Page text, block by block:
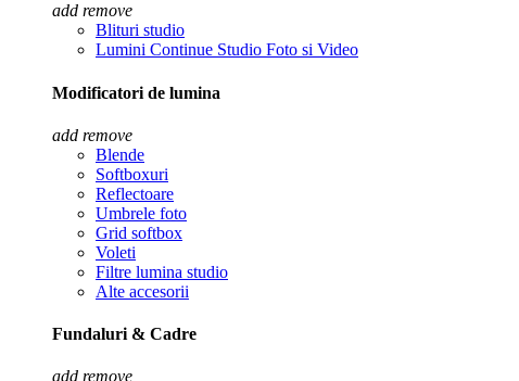
add remove
Blituri studio
Lumini Continue Studio Foto si Video
Modificatori de lumina
add remove
Blende
Softboxuri
Reflectoare
Umbrele foto
Grid softbox
Voleti
Filtre lumina studio
Alte accesorii
Fundaluri & Cadre
add remove